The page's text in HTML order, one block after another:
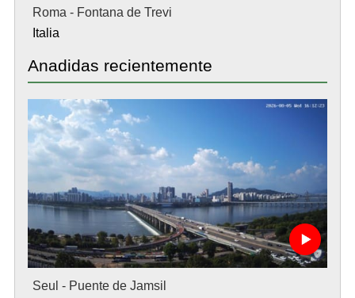
Roma - Fontana de Trevi
Italia
Anadidas recientemente
Seul - Puente de Jamsil